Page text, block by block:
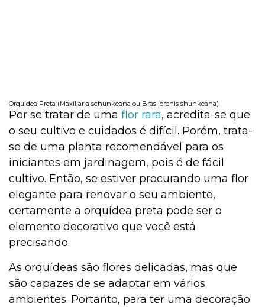
Orquidea Preta (Maxillaria schunkeana ou Brasilorchis shunkeana)
Por se tratar de uma flor rara, acredita-se que
o seu cultivo e cuidados é difícil. Porém, trata-
se de uma planta recomendável para os
iniciantes em jardinagem, pois é de fácil
cultivo. Então, se estiver procurando uma flor
elegante para renovar o seu ambiente,
certamente a orquídea preta pode ser o
elemento decorativo que você está
precisando.
As orquídeas são flores delicadas, mas que
são capazes de se adaptar em vários
ambientes. Portanto, para ter uma decoração